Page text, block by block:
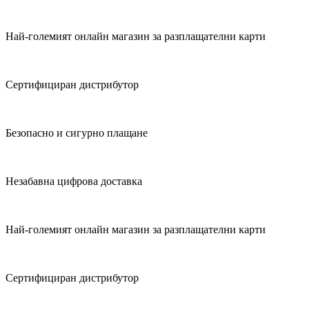
Най-големият онлайн магазин за разплащателни карти
Сертифициран дистрибутор
Безопасно и сигурно плащане
Незабавна цифрова доставка
Най-големият онлайн магазин за разплащателни карти
Сертифициран дистрибутор